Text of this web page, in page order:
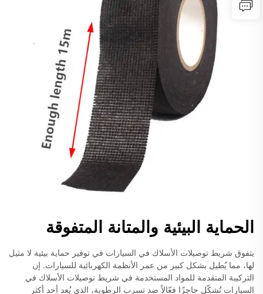
الحماية البيئية والمتانة المتفوقة
يتفوق شريط توصيلات الأسلاك في السيارات في توفير حماية بيئية لا مثيل
لها، مما يُطيل بشكل كبير من عمر الأنظمة الكهربائية للسيارات. إن
التركيبة المتقدمة للمواد المستخدمة في شريط توصيلات الأسلاك في
السيارات تُشكّل حاجزًا فعّالاً ضد تسرب الرطوبة، الذي يُعد أحد أكثر